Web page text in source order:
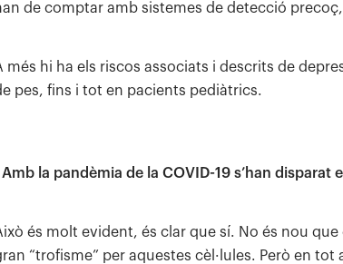
de comptar amb sistemes de detecció
més hi ha els riscos associats i descrits de
pes, fins i tot en pacients pediàtrics.
la pandèmia de la COVID-19 s’han disparat
és molt evident, és clar que sí. No és nou
“trofisme” per aquestes cèl·lules. Però en